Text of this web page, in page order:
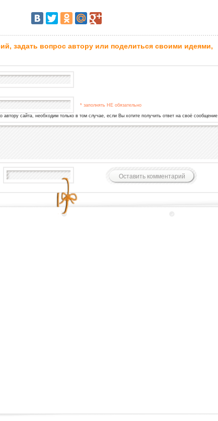
задать вопрос автору или поделиться своими идеями,
* заполнять НЕ обязательно
автору сайта, необходим только в том случае, если Вы хотите получить ответ на своё сообщение